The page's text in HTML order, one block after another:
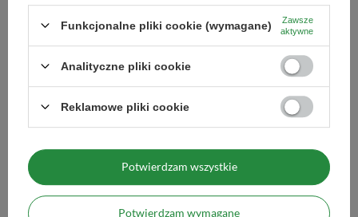
Kadzidła patyczkowe Satya – Palo
Funkcjonalne pliki cookie (wymagane)
Zawsze
aktywne
Analityczne pliki cookie
Reklamowe pliki cookie
Potwierdzam wymagane
Potwierdzam wszystkie